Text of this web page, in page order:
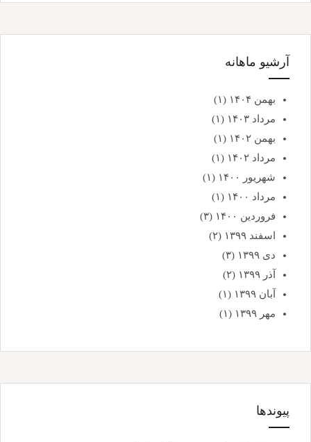
آرشیو ماهانه
بهمن ۱۴۰۴
(۱)
مرداد ۱۴۰۳
(۱)
بهمن ۱۴۰۲
(۱)
مرداد ۱۴۰۲
(۱)
شهریور ۱۴۰۰
(۱)
مرداد ۱۴۰۰
(۱)
فروردین ۱۴۰۰
(۳)
اسفند ۱۳۹۹
(۲)
دی ۱۳۹۹
(۳)
آذر ۱۳۹۹
(۲)
آبان ۱۳۹۹
(۱)
مهر ۱۳۹۹
(۱)
پیوندها